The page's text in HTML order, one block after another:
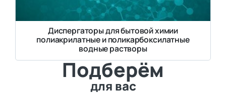
Диспергаторы для бытовой химии
полиакрилатные и поликарбоксилатные
водные растворы
Подберём
для вас